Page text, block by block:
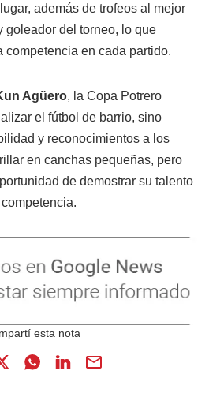
además de trofeos al mejor
goleador del torneo, lo que
competencia en cada partido.
Agüero, la Copa Potrero
el fútbol de barrio, sino
y reconocimientos a los
en canchas pequeñas, pero
de demostrar su talento